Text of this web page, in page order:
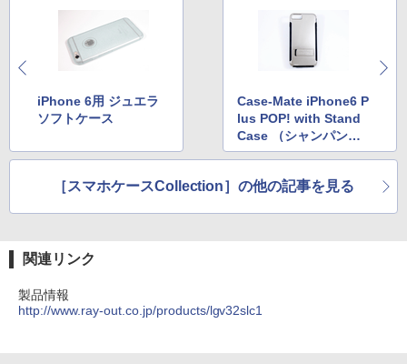
iPhone 6用 ジュエラ
ソフトケース
Case-Mate iPhone6 P
lus POP! with Stand
Case （シャンパンゴ
ールド）
［スマホケースCollection］の他の記事を見る
関連リンク
製品情報
http://www.ray-out.co.jp/products/lgv32slc1